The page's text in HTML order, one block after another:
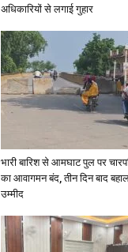
अधिकारियों से लगाई गुहार
भारी बारिश से आमघाट पुल पर
का आवागमन बंद, तीन दिन बाद
उम्मीद